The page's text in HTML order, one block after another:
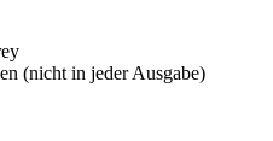
(nicht in jeder Ausgabe)